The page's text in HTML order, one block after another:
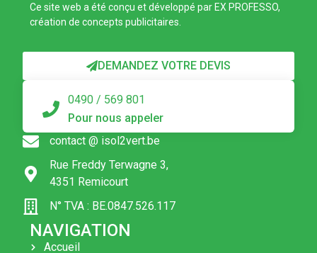
Ce site web a été conçu et développé par EX PROFESSO,
création de concepts publicitaires.
NAVIGATION
Accueil
DEMANDEZ VOTRE DEVIS
0490 / 569 801
Pour nous appeler
contact @ isol2vert.be
Rue Freddy Terwagne 3,
4351 Remicourt
N° TVA : BE.0847.526.117